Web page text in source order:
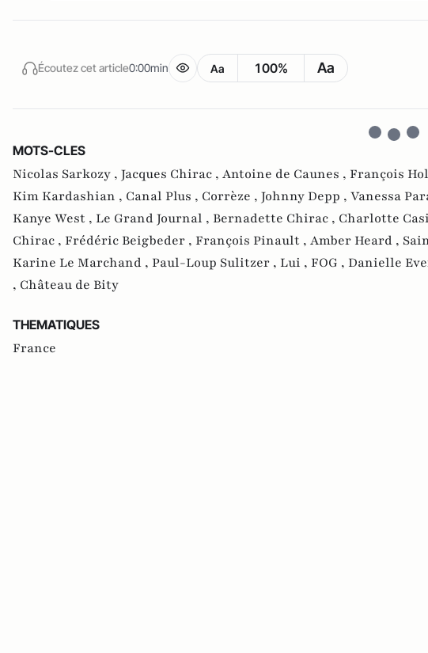
Écoutez cet article0:00min Aa 100% Aa
MOTS-CLES
Nicolas Sarkozy , Jacques Chirac , Antoine de Caunes , François
Kim Kardashian , Canal Plus , Corrèze , Johnny Depp , Vanessa
Kanye West , Le Grand Journal , Bernadette Chirac , Charlotte
Chirac , Frédéric Beigbeder , François Pinault , Amber Heard ,
Karine Le Marchand , Paul-Loup Sulitzer , Lui , FOG , Danielle
, Château de Bity
THEMATIQUES
France